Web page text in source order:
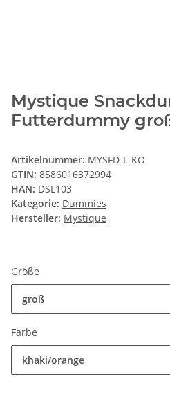
Mystique
Futterdummy
Artikelnummer: MYSFD-L-KO
GTIN: 8586016372994
HAN: DSL103
Kategorie: Dummies
Hersteller: Mystique
Größe
groß
Farbe
khaki/orange